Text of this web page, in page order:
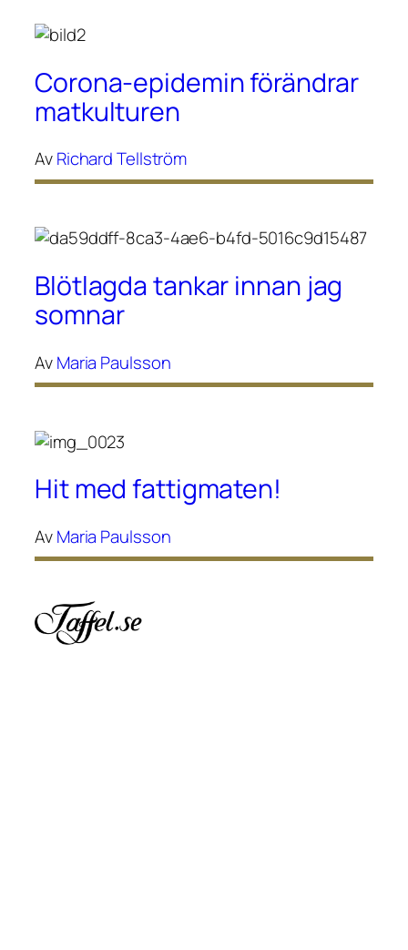
Corona-epidemin förändrar
matkulturen
AvRichard Tellström
Blötlagda tankar innan jag
somnar
AvMaria Paulsson
Hit med fattigmaten!
AvMaria Paulsson